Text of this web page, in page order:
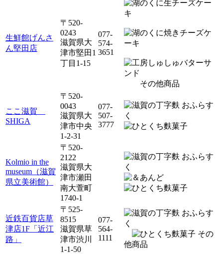
生鮮館げんさ
ん堅田店
〒520-
0243
滋賀県大
津市堅田1
丁目1-15
077-
574-
3651
その他商品
ここ滋賀
SHIGA
〒520-
0043
滋賀県大
津市中央
1-2-31
077-
507-
3777
Kolmio in the
museum（滋賀
県立美術館）
〒520-
2122
滋賀県大
津市瀬田
南大萱町
1740-1
近鉄百貨店草
津店1F「近江
路」
〒525-
8515
滋賀県草
津市渋川
1-1-50
077-
564-
1111
その
他商品